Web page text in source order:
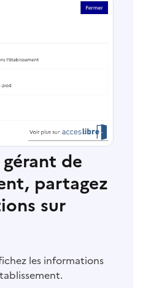
de
partagez
sur
les informations